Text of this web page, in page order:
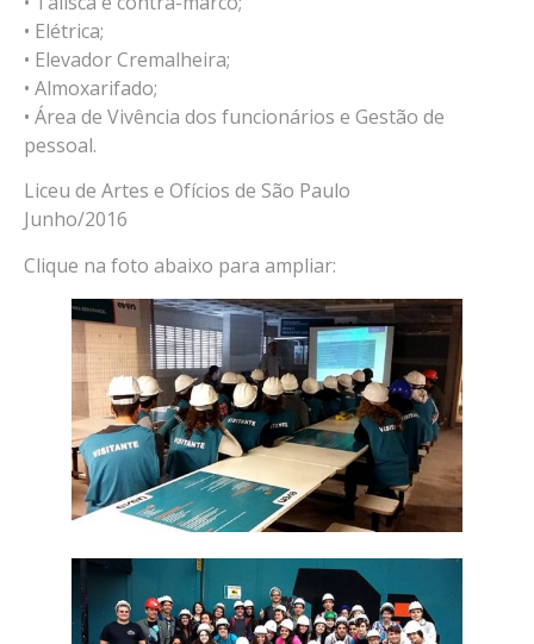
• Elétrica;
• Elevador Cremalheira;
• Almoxarifado;
• Área de Vivência dos funcionários e Gestão de
pessoal.
Liceu de Artes e Ofícios de São Paulo
Junho/2016
Clique na foto abaixo para ampliar: